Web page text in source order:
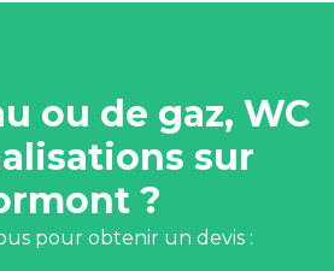
ou de gaz, WC
sur
?
pour obtenir un devis :